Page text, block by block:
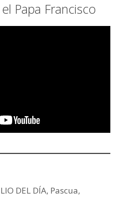
Papa Francisco
DEL DÍA, Pascua,